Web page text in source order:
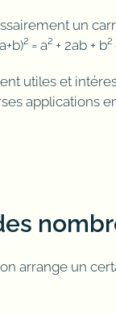
un
= a² + 2ab + b²
utiles et
applications
arrange un